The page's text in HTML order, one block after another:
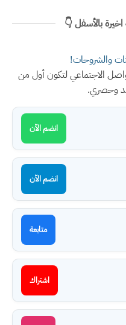
بالأسفل 👇
والشروحات!
الاجتماعي لتكون أول من
وحصري.
انضم الآن
انضم الآن
متابعة
اشتراك